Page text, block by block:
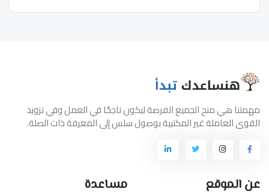
مهمتنا هي منح الجميع الفرصة ليكون ناجحًا في العمل وفي تزويد
القوى العاملة غير المكتبية بوصول سلس إلى المعرفة ذات الصلة.
عن الموقع مساعدة